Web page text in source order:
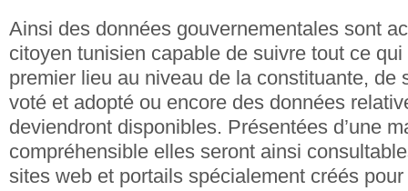
Ainsi des données gouvernementales sont
citoyen tunisien capable de suivre tout ce
premier lieu au niveau de la constituante, de
voté et adopté ou encore des données
deviendront disponibles. Présentées d’une
compréhensible elles seront ainsi
sites web et portails spécialement créés